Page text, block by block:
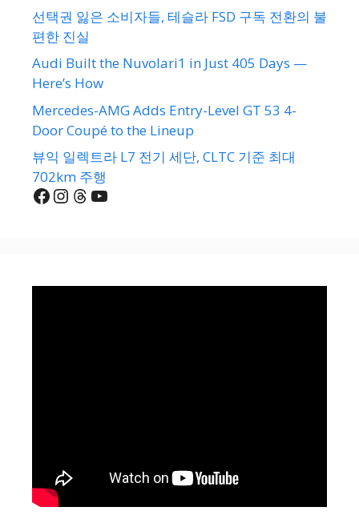
선택권 잃은 소비자들, 테슬라 FSD 구독 전환의 불
편한 진실
Audi Built the Nuvolari1 in Just 405 Days —
Here’s How
Mercedes-AMG Adds Entry-Level GT 53 4-
Door Coupé to the Lineup
뷰익 일렉트라 L7 전기 세단, CLTC 기준 최대
702km 주행
Facebook
Instagram
Threads
YouTube